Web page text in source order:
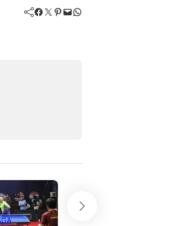
Facebook Twitter Pinterest Mail WhatsApp